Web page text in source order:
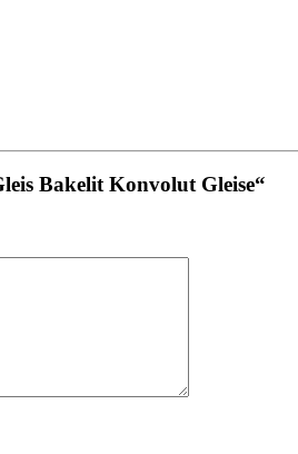
Bakelit Konvolut Gleise“